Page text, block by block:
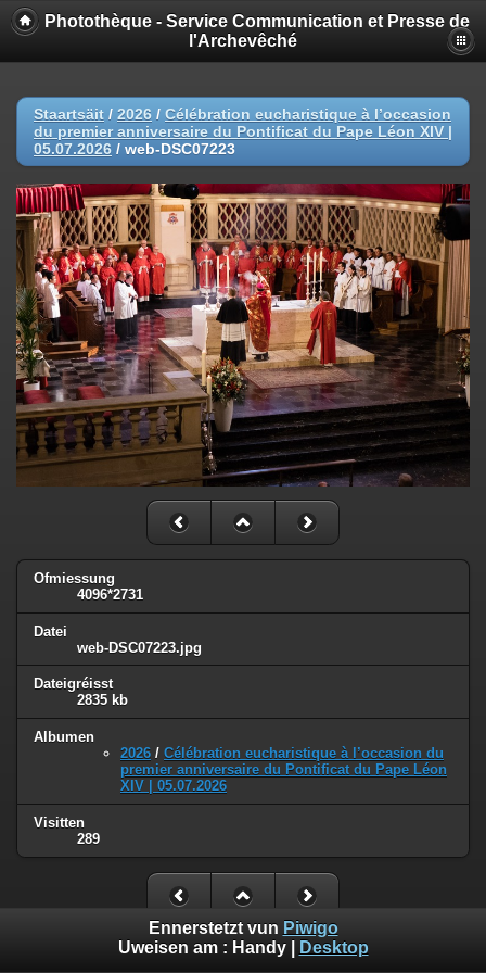
Photothèque - Service Communication et Presse de
l'Archevêché
Staartsäit / 2026 / Célébration eucharistique à l’occasion
du premier anniversaire du Pontificat du Pape Léon XIV |
05.07.2026 / web-DSC07223
Ofmiessung
4096*2731
Datei
web-DSC07223.jpg
Dateigréisst
2835 kb
Albumen
2026 / Célébration eucharistique à l’occasion du
premier anniversaire du Pontificat du Pape Léon
XIV | 05.07.2026
Visitten
289
Ennerstetzt vun Piwigo
Uweisen am : Handy| Desktop